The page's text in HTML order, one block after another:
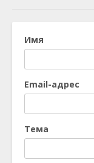
Имя
Email-адрес
Тема